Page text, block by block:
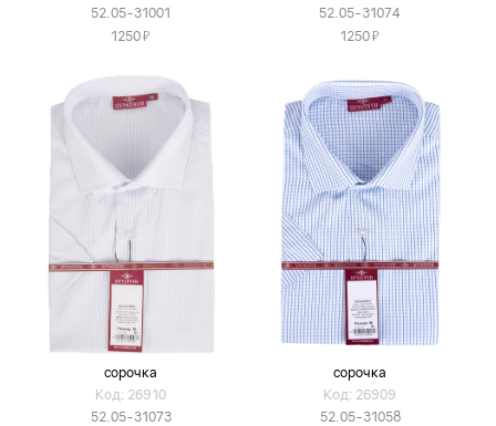
52.05-31001
1250Я
52.05-31074
1250Я
сорочка
Код: 26910
52.05-31073
сорочка
Код: 26909
52.05-31058